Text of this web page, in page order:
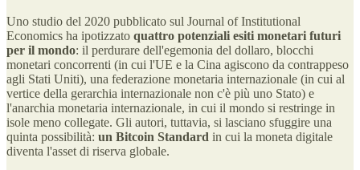
Uno studio del 2020 pubblicato sul Journal of Institutional
Economics ha ipotizzato quattro potenziali esiti monetari futuri
per il mondo: il perdurare dell'egemonia del dollaro, blocchi
monetari concorrenti (in cui l'UE e la Cina agiscono da contrappeso
agli Stati Uniti), una federazione monetaria internazionale (in cui al
vertice della gerarchia internazionale non c'è più uno Stato) e
l'anarchia monetaria internazionale, in cui il mondo si restringe in
isole meno collegate. Gli autori, tuttavia, si lasciano sfuggire una
quinta possibilità: un Bitcoin Standard in cui la moneta digitale
diventa l'asset di riserva globale.